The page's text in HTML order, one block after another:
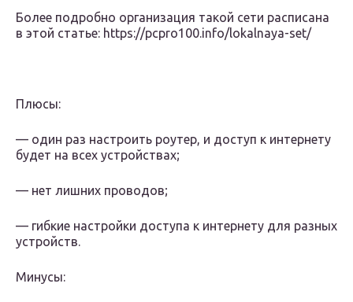
Более подробно организация такой сети расписана
в этой статье: https://pcpro100.info/lokalnaya-set/
Плюсы:
— один раз настроить роутер, и доступ к интернету
будет на всех устройствах;
— нет лишних проводов;
— гибкие настройки доступа к интернету для разных
устройств.
Минусы: